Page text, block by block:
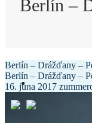
Berlín –
Berlín – Drážďany –
Berlín – Drážďany –
16. júna 2017